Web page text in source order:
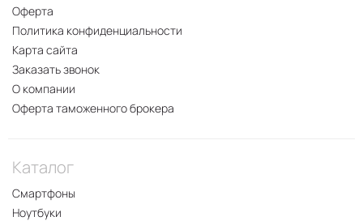
Оферта
Политика конфиденциальности
Карта сайта
Заказать звонок
О компании
Оферта таможенного брокера
Каталог
Смартфоны
Ноутбуки